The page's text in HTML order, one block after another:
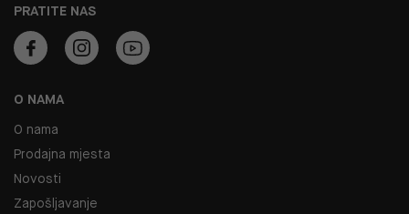
O NAMA
O nama
Prodajna mjesta
Novosti
Zapošljavanje
PRATITE NAS